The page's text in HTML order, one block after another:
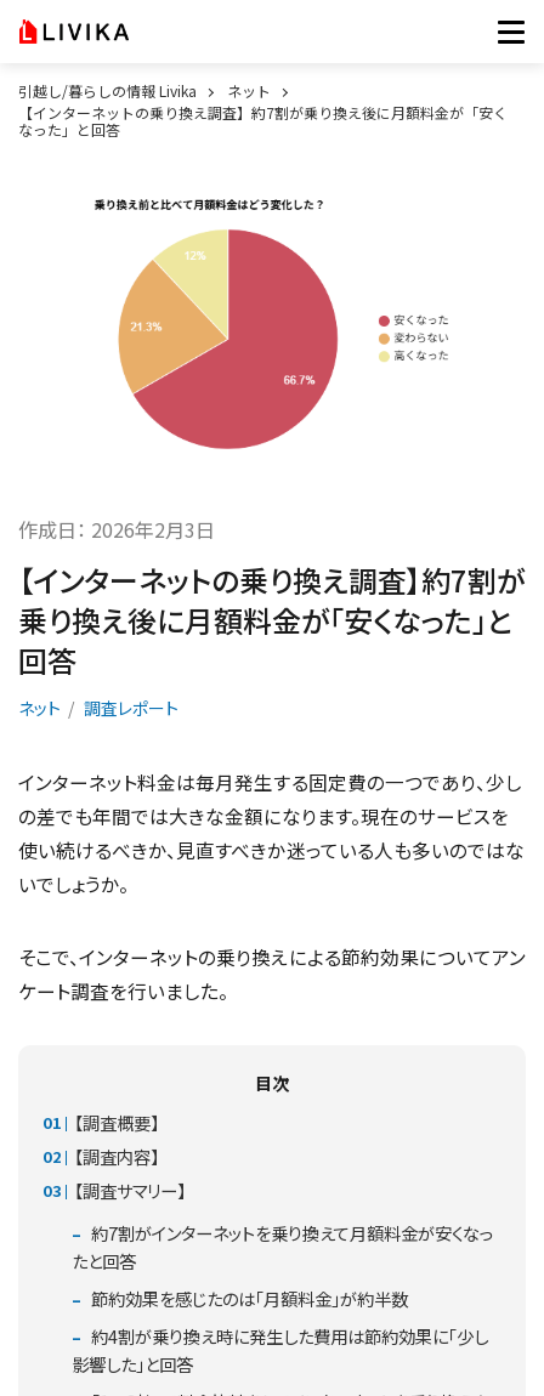
引越し/暮らしの情報 Livika
ネット
【インターネットの乗り換え調査】約7割が乗り換え後に月額料金が「安く
なった」と回答
作成日： 2026年2月3日
【インターネットの乗り換え調査】約7割が
乗り換え後に月額料金が「安くなった」と
回答
ネット 調査レポート
インターネット料金は毎月発生する固定費の一つであり、少し
の差でも年間では大きな金額になります。現在のサービスを
使い続けるべきか、見直すべきか迷っている人も多いのではな
いでしょうか。
そこで、インターネットの乗り換えによる節約効果についてアン
ケート調査を行いました。
目次
【調査概要】
【調査内容】
【調査サマリー】
約7割がインターネットを乗り換えて月額料金が安くなっ
たと回答
節約効果を感じたのは「月額料金」が約半数
約4割が乗り換え時に発生した費用は節約効果に「少し
影響した」と回答